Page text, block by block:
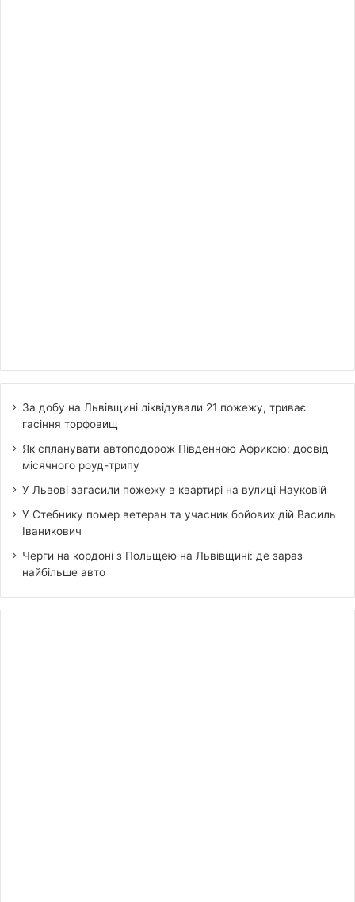
За добу на Львівщині ліквідували 21 пожежу, триває
гасіння торфовищ
Як спланувати автоподорож Південною Африкою: досвід
місячного роуд-трипу
У Львові загасили пожежу в квартирі на вулиці Науковій
У Стебнику помер ветеран та учасник бойових дій Василь
Іваникович
Черги на кордоні з Польщею на Львівщині: де зараз
найбільше авто